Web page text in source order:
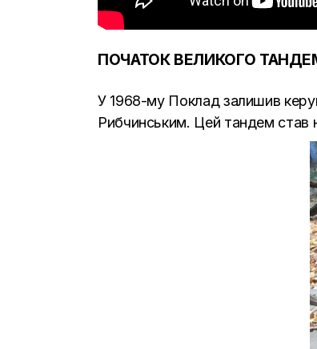
ПОЧАТОК ВЕЛИКОГО
У 1968-му Поклад залишив
Рибчинським. Цей тандем став